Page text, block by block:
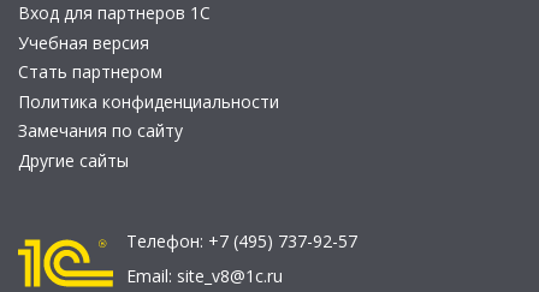
Вход для партнеров 1С
Учебная версия
Стать партнером
Политика конфиденциальности
Замечания по сайту
Другие сайты
Телефон: +7 (495) 737-92-57
Email: site_v8@1c.ru